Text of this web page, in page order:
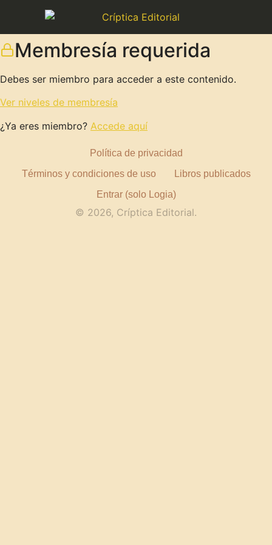
Membresía requerida
Debes ser miembro para acceder a este contenido.
Ver niveles de membresía
¿Ya eres miembro? Accede aquí
Política de privacidad
Términos y condiciones de uso
Libros publicados
Entrar (solo Logia)
© 2026, Críptica Editorial.